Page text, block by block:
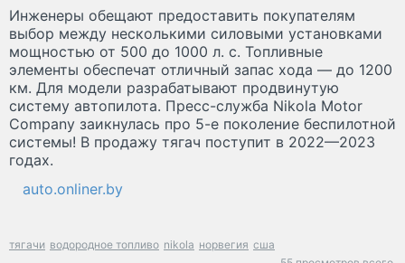
Инженеры обещают предоставить покупателям
выбор между несколькими силовыми установками
мощностью от 500 до 1000 л. с. Топливные
элементы обеспечат отличный запас хода — до 1200
км. Для модели разрабатывают продвинутую
систему автопилота. Пресс-служба Nikola Motor
Company заикнулась про 5-е поколение беспилотной
системы! В продажу тягач поступит в 2022—2023
годах.
auto.onliner.by
тягачи водородное топливо nikola норвегия сша